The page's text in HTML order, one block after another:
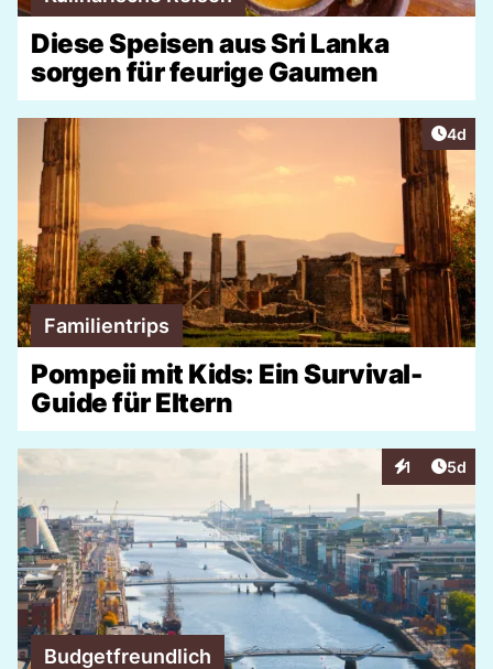
Diese Speisen aus Sri Lanka
sorgen für feurige Gaumen
4d
Familientrips
Pompeii mit Kids: Ein Survival-
Guide für Eltern
1
Interaktionen
5d
Budgetfreundlich